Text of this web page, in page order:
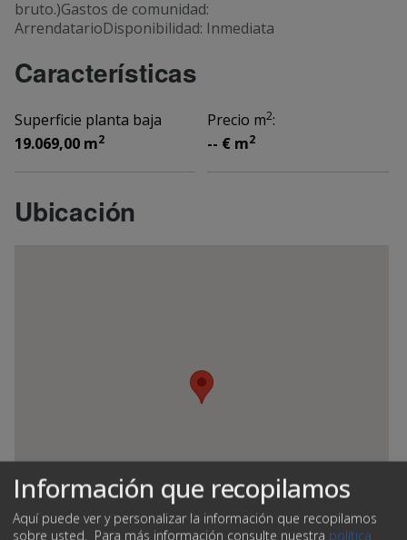
bruto.)Gastos de comunidad:
ArrendatarioDisponibilidad: Inmediata
Características
Superficie planta baja
19.069,00 m2
Precio m2:
-- € m2
Ubicación
Información que recopilamos
Aquí puede ver y personalizar la información que recopilamos
sobre usted. Para más información consulte nuestra política